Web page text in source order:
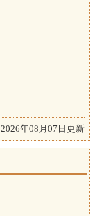
2026年08月07日更新